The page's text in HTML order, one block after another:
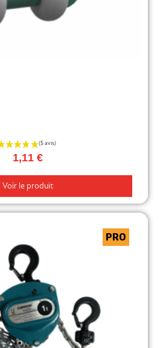
1,11 €
Voir le produit